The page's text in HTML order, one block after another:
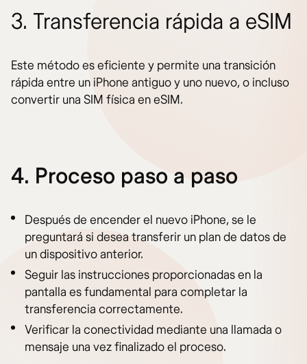
3. Transferencia rápida a eSIM
Este método es eficiente y permite una transición
rápida entre un iPhone antiguo y uno nuevo, o incluso
convertir una SIM física en eSIM.
4. Proceso paso a paso
Después de encender el nuevo iPhone, se le
preguntará si desea transferir un plan de datos de
un dispositivo anterior.
Seguir las instrucciones proporcionadas en la
pantalla es fundamental para completar la
transferencia correctamente.
Verificar la conectividad mediante una llamada o
mensaje una vez finalizado el proceso.